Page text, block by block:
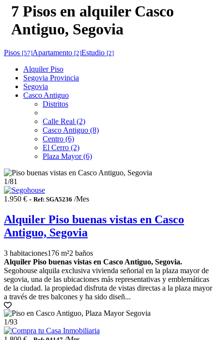
7 Pisos en alquiler Casco
Antiguo, Segovia
Pisos [57]Apartamento [2]Estudio [2]
Alquiler Piso
Segovia Provincia
Segovia
Casco Antiguo
Distritos
Calle Real (2)
Casco Antiguo (8)
Centro (6)
El Cerro (2)
Plaza Mayor (6)
1/81
1.950 € - Ref: SGA5236 /Mes
Alquiler Piso buenas vistas en Casco
Antiguo, Segovia
3 habitaciones176 m²2 baños
Alquiler Piso buenas vistas en Casco Antiguo, Segovia.
Segohouse alquila exclusiva vivienda señorial en la plaza mayor de
segovia, una de las ubicaciones más representativas y emblemáticas
de la ciudad. la propiedad disfruta de vistas directas a la plaza mayor
a través de tres balcones y ha sido diseñ...
1/93